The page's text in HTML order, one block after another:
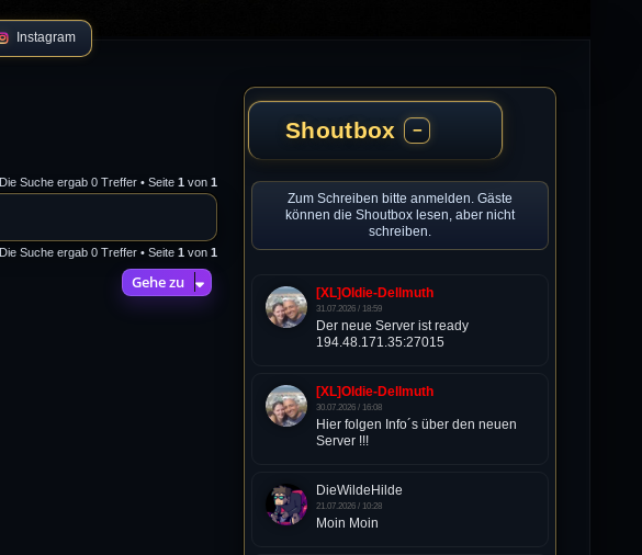
Instagram
Die Suche ergab 0 Treffer • Seite 1von 1
Die Suche ergab 0 Treffer • Seite 1von 1
Gehe zu
Shoutbox −
Zum Schreiben bitte anmelden. Gäste
können die Shoutbox lesen, aber nicht
schreiben.
[XL]Oldie-Dellmuth
31.07.2026 / 18:59
Der neue Server ist ready
194.48.171.35:27015
[XL]Oldie-Dellmuth
30.07.2026 / 16:08
Hier folgen Info´s über den neuen
Server !!!
DieWildeHilde
21.07.2026 / 10:28
Moin Moin